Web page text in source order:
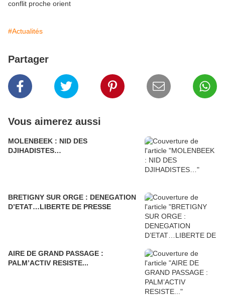
conflit proche orient
#Actualités
Partager
Vous aimerez aussi
MOLENBEEK : NID DES
DJIHADISTES…
BRETIGNY SUR ORGE : DENEGATION
D’ETAT…LIBERTE DE PRESSE
AIRE DE GRAND PASSAGE :
PALM’ACTIV RESISTE...